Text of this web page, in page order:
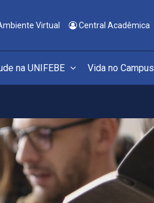
Virtual Central Acadêmica
na UNIFEBE Vida no Campus